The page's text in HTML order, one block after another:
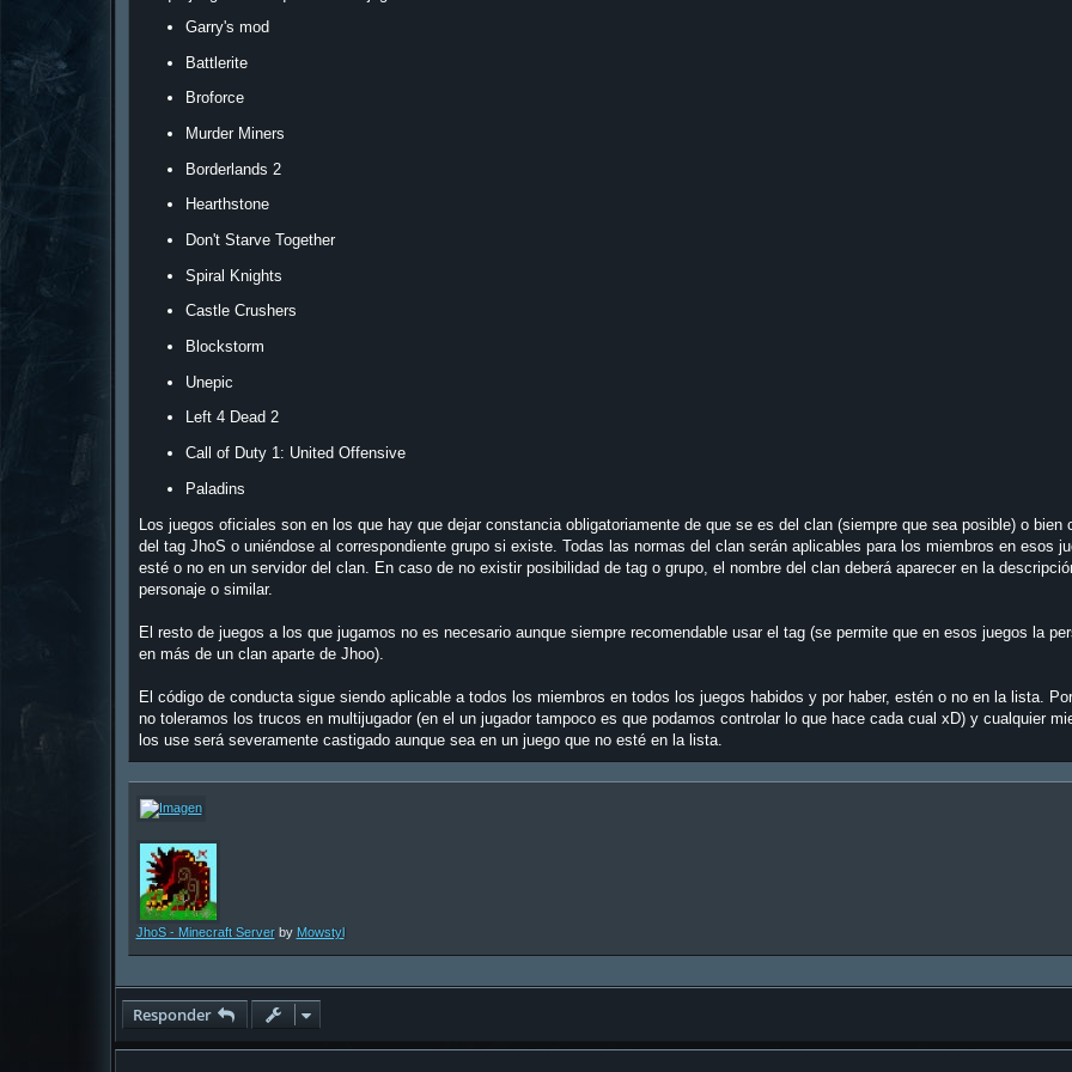
Garry's mod
Battlerite
Broforce
Murder Miners
Borderlands 2
Hearthstone
Don't Starve Together
Spiral Knights
Castle Crushers
Blockstorm
Unepic
Left 4 Dead 2
Call of Duty 1: United Offensive
Paladins
Los juegos oficiales son en los que hay que dejar constancia obligatoriamente de que se es del clan (siempre que sea posible) o bien
del tag JhoS o uniéndose al correspondiente grupo si existe. Todas las normas del clan serán aplicables para los miembros en esos
esté o no en un servidor del clan. En caso de no existir posibilidad de tag o grupo, el nombre del clan deberá aparecer en la
personaje o similar.
El resto de juegos a los que jugamos no es necesario aunque siempre recomendable usar el tag (se permite que en esos juegos la
en más de un clan aparte de Jhoo).
El código de conducta sigue siendo aplicable a todos los miembros en todos los juegos habidos y por haber, estén o no en la lista.
no toleramos los trucos en multijugador (en el un jugador tampoco es que podamos controlar lo que hace cada cual xD) y cualquier
los use será severamente castigado aunque sea en un juego que no esté en la lista.
JhoS - Minecraft Serverby Mowstyl
Responder